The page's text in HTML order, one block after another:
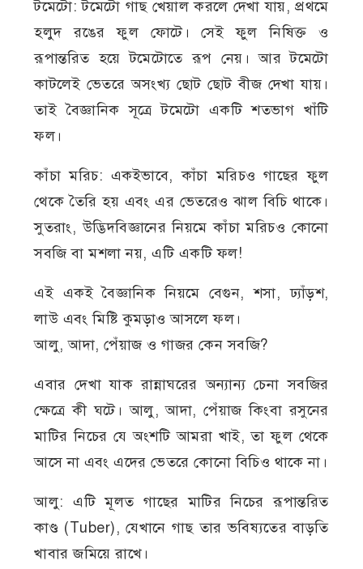
টমেটো: টমেটো গাছ খেয়াল করলে দেখা যায়, প্রথমে
হলুদ রঙের ফুল ফোটে। সেই ফুল নিষিক্ত ও
রূপান্তরিত হয়ে টমেটোতে রূপ নেয়। আর টমেটো
কাটলেই ভেতরে অসংখ্য ছোট ছোট বীজ দেখা যায়।
তাই বৈজ্ঞানিক সূত্রে টমেটো একটি শতভাগ খাঁটি
ফল।
কাঁচা মরিচ: একইভাবে, কাঁচা মরিচও গাছের ফুল
থেকে তৈরি হয় এবং এর ভেতরেও ঝাল বিচি থাকে।
সুতরাং, উদ্ভিদবিজ্ঞানের নিয়মে কাঁচা মরিচও কোনো
সবজি বা মশলা নয়, এটি একটি ফল!
এই একই বৈজ্ঞানিক নিয়মে বেগুন, শসা, ঢ্যাঁড়শ,
লাউ এবং মিষ্টি কুমড়াও আসলে ফল।
আলু, আদা, পেঁয়াজ ও গাজর কেন সবজি?
এবার দেখা যাক রান্নাঘরের অন্যান্য চেনা সবজির
ক্ষেত্রে কী ঘটে। আলু, আদা, পেঁয়াজ কিংবা রসুনের
মাটির নিচের যে অংশটি আমরা খাই, তা ফুল থেকে
আসে না এবং এদের ভেতরে কোনো বিচিও থাকে না।
আলু: এটি মূলত গাছের মাটির নিচের রূপান্তরিত
কাণ্ড (Tuber), যেখানে গাছ তার ভবিষ্যতের বাড়তি
খাবার জমিয়ে রাখে।